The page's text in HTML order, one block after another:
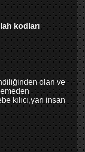
kodları
olan ve
kılıcı,yarı insan